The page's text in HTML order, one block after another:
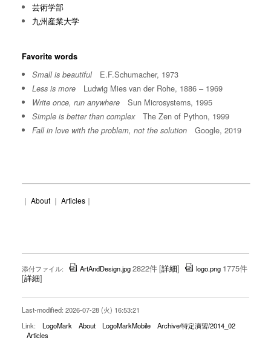
芸術学部
九州産業大学
Favorite words
Small is beautifulE.F.Schumacher, 1973
Less is more Ludwig Mies van der Rohe, 1886 – 1969
Write once, run anywhere Sun Microsystems, 1995
Simple is better than complexThe Zen of Python, 1999
Fall in love with the problem, not the solution Google, 2019
｜ About｜ Articles｜
添付ファイル: ArtAndDesign.jpg2822件[詳細] logo.png 1775件
[詳細]
Last-modified: 2026-07-28 (火) 16:53:21
Link:
LogoMark About LogoMarkMobile
Archive/特定演習/2014_02
Articles